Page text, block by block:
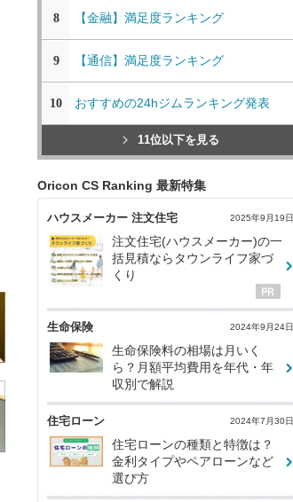
8 【金融】満足度ランキング
9 【通信】満足度ランキング
10 おすすめの24hジムランキング発表
11位以下を見る
Oricon CS Ranking 最新特集
ハウスメーカー 注文住宅 2025年9月19日
注文住宅(ハウスメーカー)の一
括見積ならタウンライフ家づ
くり
生命保険 2024年9月24日
生命保険料の相場は月いく
ら？月額平均費用を年代・年
収別で解説
住宅ローン 2024年7月30日
住宅ローンの種類と特徴は？
金利タイプやペアローンなど
選び方